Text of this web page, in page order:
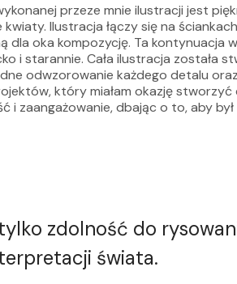
przeze mnie ilustracji jest
Ilustracja łączy się na
dla oka kompozycję. Ta kontynuacja
i starannie. Cała ilustracja została
odwzorowanie każdego detalu
który miałam okazję stworzyć
i zaangażowanie, dbając o to, aby
zdolność do
świata.